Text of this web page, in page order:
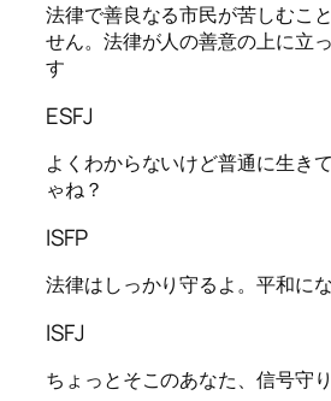
法律で善良なる市民が苦しむこ
せん。法律が人の善意の上に立
す
ESFJ
よくわからないけど普通に生き
ゃね？
ISFP
法律はしっかり守るよ。平和に
ISFJ
ちょっとそこのあなた、信号守